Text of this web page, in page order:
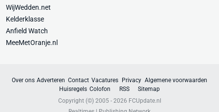
WijWedden.net
Kelderklasse
Anfield Watch
MeeMetOranje.nl
Over ons Adverteren Contact Vacatures Privacy Algemene voorwaarden
Huisregels Colofon RSS
Sitemap
Copyright (©) 2005 - 2026 FCUpdate.nl